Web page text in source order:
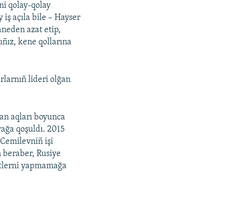
qolay-qolay
iş açıla bile – Hayser
azat etip,
kene qollarına
lideri olğan
aqları boyunca
qoşuldı. 2015
işi
beraber, Rusiye
yapmamağa